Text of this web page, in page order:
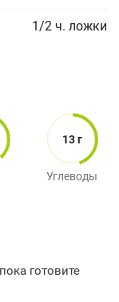
1/2 ч. ложки
13 г
Углеводы